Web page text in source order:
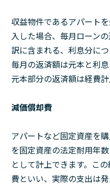
収益物件であるアパート
入した場合、毎月ローン
訳に含まれる、利息分に
毎月の返済額は元本と利
元本部分の返済額は経費計
減価償却費
アパートなど固定資産を
を固定資産の法定耐用年
として計上できます。こ
費といい、実際の支出は